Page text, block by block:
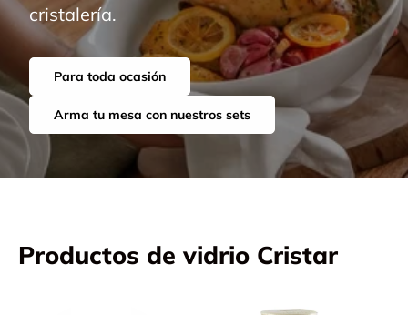
cristalería.
Para toda ocasión
Arma tu mesa con nuestros sets
Productos de vidrio Cristar